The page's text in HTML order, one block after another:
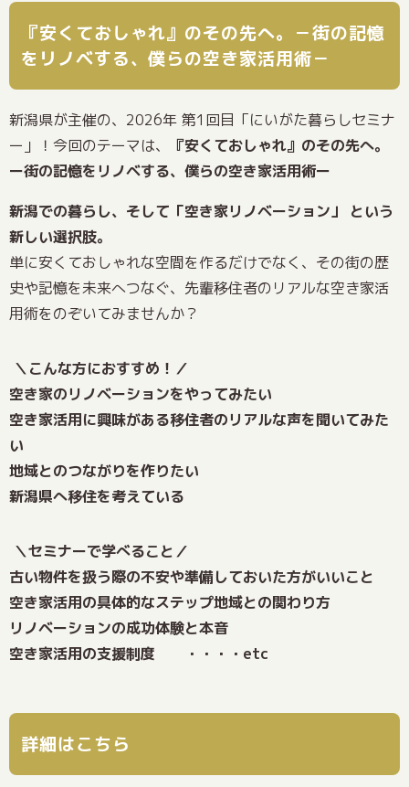
『安くておしゃれ』のその先へ。－街の記憶
をリノベする、僕らの空き家活用術－
新潟県が主催の、2026年 第1回目「にいがた暮らしセミナ
ー」！今回のテーマは、
『安くておしゃれ』のその先へ。
ー街の記憶をリノベする、僕らの空き家活用術ー
新潟での暮らし、そして「空き家リノベーション」 という
新しい選択肢。
単に安くておしゃれな空間を作るだけでなく、その街の歴
史や記憶を未来へつなぐ、先輩移住者のリアルな空き家活
用術をのぞいてみませんか？
＼こんな方におすすめ！／
空き家のリノベーションをやってみたい
空き家活用に興味がある移住者のリアルな声を聞いてみた
い
地域とのつながりを作りたい
新潟県へ移住を考えている
＼セミナーで学べること／
古い物件を扱う際の不安や準備しておいた方がいいこと
空き家活用の具体的なステップ地域との関わり方
リノベーションの成功体験と本音
空き家活用の支援制度 ・・・・etc
詳細はこちら